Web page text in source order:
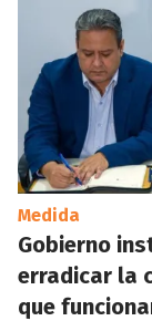
Medida
Gobierno
erradicar la
que